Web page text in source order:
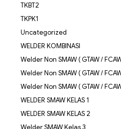
TKBT2
TKPK1
Uncategorized
WELDER KOMBINASI
Welder Non SMAW ( GTAW /
Welder Non SMAW ( GTAW /
Welder Non SMAW ( GTAW /
WELDER SMAW KELAS 1
WELDER SMAW KELAS 2
Welder SMAW Kelas 3